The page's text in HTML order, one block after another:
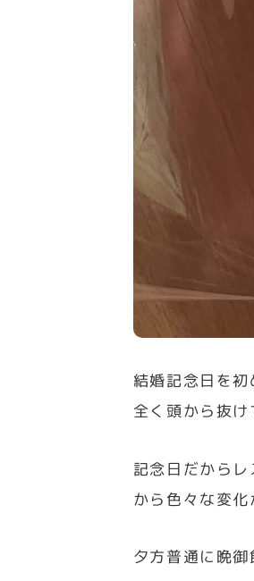
結婚記念日を初
全く頭から抜け
記念日だから
から色々な変
夕方普通に晩